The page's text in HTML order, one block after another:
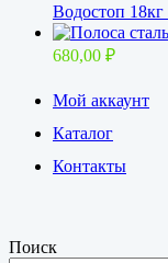
Водостоп 18кг
680,00 ₽
Мой аккаунт
Каталог
Контакты
Поиск